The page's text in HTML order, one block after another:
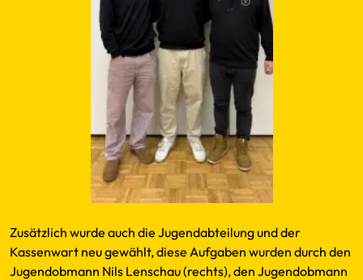
Zusätzlich wurde auch die Jugendabteilung und der
Kassenwart neu gewählt, diese Aufgaben wurden durch den
Jugendobmann Nils Lenschau (rechts), den Jugendobmann